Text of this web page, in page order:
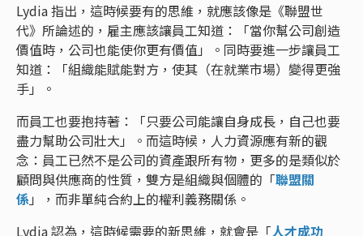
Lydia 指出，這時候要有的思維，就應該像是《聯盟世
代》所論述的，雇主應該讓員工知道：「當你幫公司創造
價值時，公司也能使你更有價值」。同時要進一步讓員工
知道：「組織能賦能對方，使其（在就業市場）變得更強
手」。
而員工也要抱持著：「只要公司能讓自身成長，自己也要
盡力幫助公司壯大」。而這時候，人力資源應有新的觀
念：員工已然不是公司的資產跟所有物，更多的是類似於
顧問與供應商的性質，雙方是組織與個體的「聯盟關
係」，而非單純合約上的權利義務關係。
Lydia 認為，這時候需要的新思維，就會是「人才成功